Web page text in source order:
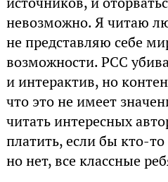
невозможно. Я читаю
не представляю себе
возможности. РСС
и интерактив, но
что это не имеет
читать интересных
платить, если бы кто-то
но нет, все классные